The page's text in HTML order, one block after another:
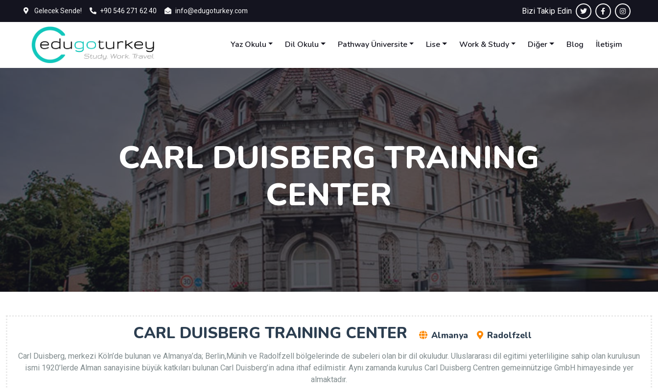
Gelecek Sende! +90 546 271 62 40 info@edugoturkey.com Bizi Takip Edin
Yaz Okulu Dil Okulu Pathway Üniversite Lise Work & Study Diğer Blog İletişim
CARL DUISBERG TRAINING
CENTER
CARL DUISBERG TRAINING CENTER Almanya
Radolfzell
Carl Duisberg, merkezi Köln’de bulunan ve Almanya’da; Berlin,Münih ve Radolfzell bölgelerinde de subeleri olan bir dil okuludur. Uluslararası dil egitimi yeterliligine sahip olan kurulusun
ismi 1920’lerde Alman sanayisine büyük katkıları bulunan Carl Duisberg’in adına ithaf edilmistir. Aynı zamanda kurulus Carl Duisberg Centren gemeinnützige GmbH himayesinde yer
almaktadır.